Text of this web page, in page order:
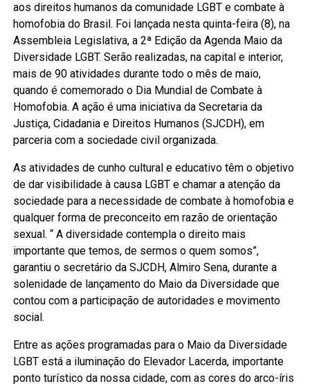
aos direitos humanos da comunidade LGBT e combate à
homofobia do Brasil. Foi lançada nesta quinta-feira (8), na
Assembleia Legislativa, a 2ª Edição da Agenda Maio da
Diversidade LGBT. Serão realizadas, na capital e interior,
mais de 90 atividades durante todo o mês de maio,
quando é comemorado o Dia Mundial de Combate à
Homofobia. A ação é uma iniciativa da Secretaria da
Justiça, Cidadania e Direitos Humanos (SJCDH), em
parceria com a sociedade civil organizada.
As atividades de cunho cultural e educativo têm o objetivo
de dar visibilidade à causa LGBT e chamar a atenção da
sociedade para a necessidade de combate à homofobia e
qualquer forma de preconceito em razão de orientação
sexual. “ A diversidade contempla o direito mais
importante que temos, de sermos o quem somos”,
garantiu o secretário da SJCDH, Almiro Sena, durante a
solenidade de lançamento do Maio da Diversidade que
contou com a participação de autoridades e movimento
social.
Entre as ações programadas para o Maio da Diversidade
LGBT está a iluminação do Elevador Lacerda, importante
ponto turístico da nossa cidade, com as cores do arco-íris